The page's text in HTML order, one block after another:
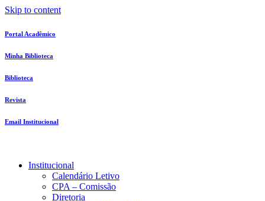
Skip to content
Portal Acadêmico
Minha Biblioteca
Biblioteca
Revista
Email Institucional
Institucional
Calendário Letivo
CPA – Comissão
Diretoria